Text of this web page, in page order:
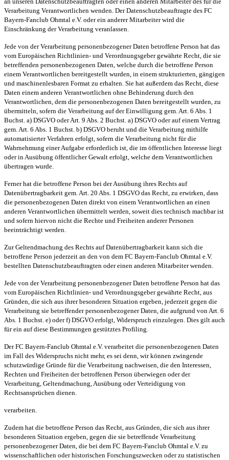
Verarbeitung Verantwortlichen wenden. Der Datenschutzbeauftragte des FC
Bayern-Fanclub Ohmtal e.V. oder ein anderer Mitarbeiter wird die
Einschränkung der Verarbeitung veranlassen.
Jede von der Verarbeitung personenbezogener Daten betroffene Person hat das
vom Europäischen Richtlinien- und Verordnungsgeber gewährte Recht, die sie
betreffenden personenbezogenen Daten, welche durch die betroffene Person
einem Verantwortlichen bereitgestellt wurden, in einem strukturierten, gängigen
und maschinenlesbaren Format zu erhalten. Sie hat außerdem das Recht, diese
Daten einem anderen Verantwortlichen ohne Behinderung durch den
Verantwortlichen, dem die personenbezogenen Daten bereitgestellt wurden, zu
übermitteln, sofern die Verarbeitung auf der Einwilligung gem. Art. 6 Abs. 1
Buchst. a) DSGVO oder Art. 9 Abs. 2 Buchst. a) DSGVO oder auf einem Vertrag
gem. Art. 6 Abs. 1 Buchst. b) DSGVO beruht und die Verarbeitung mithilfe
automatisierter Verfahren erfolgt, sofern die Verarbeitung nicht für die
Wahrnehmung einer Aufgabe erforderlich ist, die im öffentlichen Interesse liegt
oder in Ausübung öffentlicher Gewalt erfolgt, welche dem Verantwortlichen
übertragen wurde.
Ferner hat die betroffene Person bei der Ausübung ihres Rechts auf
Datenübertragbarkeit gem. Art. 20 Abs. 1 DSGVO das Recht, zu erwirken, dass
die personenbezogenen Daten direkt von einem Verantwortlichen an einen
anderen Verantwortlichen übermittelt werden, soweit dies technisch machbar ist
und sofern hiervon nicht die Rechte und Freiheiten anderer Personen
beeinträchtigt werden.
Zur Geltendmachung des Rechts auf Datenübertragbarkeit kann sich die
betroffene Person jederzeit an den von dem FC Bayern-Fanclub Ohmtal e.V.
bestellten Datenschutzbeauftragten oder einen anderen Mitarbeiter wenden.
Jede von der Verarbeitung personenbezogener Daten betroffene Person hat das
vom Europäischen Richtlinien- und Verordnungsgeber gewährte Recht, aus
Gründen, die sich aus ihrer besonderen Situation ergeben, jederzeit gegen die
Verarbeitung sie betreffender personenbezogener Daten, die aufgrund von Art. 6
Abs. 1 Buchst. e) oder f) DSGVO erfolgt, Widerspruch einzulegen. Dies gilt auch
für ein auf diese Bestimmungen gestütztes Profiling.
Der FC Bayern-Fanclub Ohmtal e.V. verarbeitet die personenbezogenen Daten
im Fall des Widerspruchs nicht mehr, es sei denn, wir können zwingende
schutzwürdige Gründe für die Verarbeitung nachweisen, die den Interessen,
Rechten und Freiheiten der betroffenen Person überwiegen oder der
Verarbeitung, Geltendmachung, Ausübung oder Verteidigung von
Rechtsansprüchen dienen.
verarbeiten.
Zudem hat die betroffene Person das Recht, aus Gründen, die sich aus ihrer
besonderen Situation ergeben, gegen die sie betreffende Verarbeitung
personenbezogener Daten, die bei dem FC Bayern-Fanclub Ohmtal e.V. zu
wissenschaftlichen oder historischen Forschungszwecken oder zu statistischen